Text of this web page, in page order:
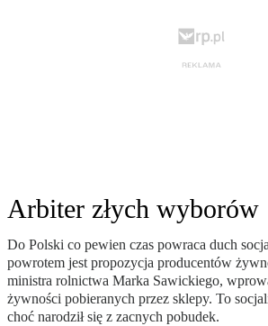
Arbiter złych wyborów
Do Polski co pewien czas powraca duch
powrotem jest propozycja producentów
ministra rolnictwa Marka Sawickiego,
żywności pobieranych przez sklepy. To
choć narodził się z zacnych pobudek.